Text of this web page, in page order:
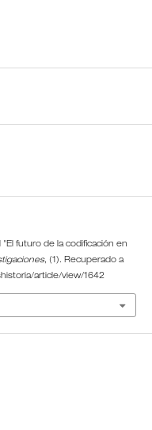
futuro de la codificación en
, (1). Recuperado a
article/view/1642